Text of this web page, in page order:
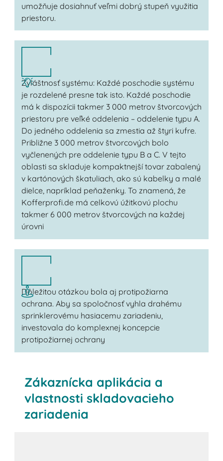
umožňuje dosiahnuť veľmi dobrý stupeň využitia
priestoru.
Zvláštnosť systému: Každé poschodie systému
je rozdelené presne tak isto. Každé poschodie
má k dispozícii takmer 3 000 metrov štvorcových
priestoru pre veľké oddelenia – oddelenie typu A.
Do jedného oddelenia sa zmestia až štyri kufre.
Približne 3 000 metrov štvorcových bolo
vyčlenených pre oddelenie typu B a C. V tejto
oblasti sa skladuje kompaktnejší tovar zabalený
v kartónových škatuliach, ako sú kabelky a malé
dielce, napríklad peňaženky. To znamená, že
Kofferprofi.de má celkovú úžitkovú plochu
takmer 6 000 metrov štvorcových na každej
úrovni
Dôležitou otázkou bola aj protipožiarna
ochrana. Aby sa spoločnosť vyhla drahému
sprinklerovému hasiacemu zariadeniu,
investovala do komplexnej koncepcie
protipožiarnej ochrany
Zákaznícka aplikácia a
vlastnosti skladovacieho
zariadenia